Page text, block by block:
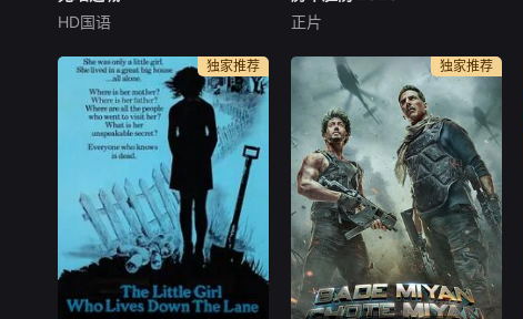
陈航
心生邪念必有殃，内心光
明万事祥。本片讲述了拆二代
杨有才购买一辆心仪的跑车时
与网络赌徒胡聪、汽车租赁公
司经理罗金龙结识，继而发生
一系列阴差阳错啼笑皆非的故
事。一帮人欲合谋诈骗杨家房
产，殊不知几人机关
HD国语
朱俊麟
房冬和麦子为购买婚房，结识
了混迹街头的三伏。经过讨价
还价，他们以低于市场半价的
价格，买下三伏手中的房子。
还没来得及庆祝，藏匿在天花
板上的一千万元现金砸落在房
冬头顶……面对巨额现金，众
人态度各不相同。啼
正片
独家推荐 独家推荐